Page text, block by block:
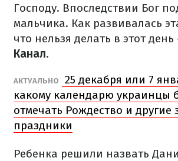
Господу. Впоследствии Бог
мальчика. Как развивалась
что нельзя делать в этот день
Канал.
АКТУАЛЬНО
25 декабря или 7
какому календарю украинцы
отмечать Рождество и другие
праздники
Ребенка решили назвать